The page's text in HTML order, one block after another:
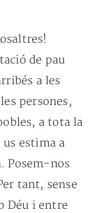
de pau
a les
persones,
a tota la
us estima a
Posem-nos
tant, sense
Déu i entre